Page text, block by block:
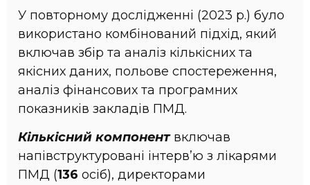
У повторному дослідженні (2023 р.) було
використано комбінований підхід, який
включав збір та аналіз кількісних та
якісних даних, польове спостереження,
аналіз фінансових та програмних
показників закладів ПМД.
Кількісний компонентвключав
напівструктуровані інтерв’ю з лікарями
ПМД (136 осіб), директорами